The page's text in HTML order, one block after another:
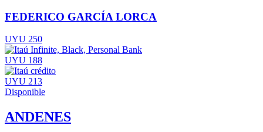
FEDERICO GARCÍA LORCA
UYU 250
UYU 188
UYU 213
Disponible
ANDENES